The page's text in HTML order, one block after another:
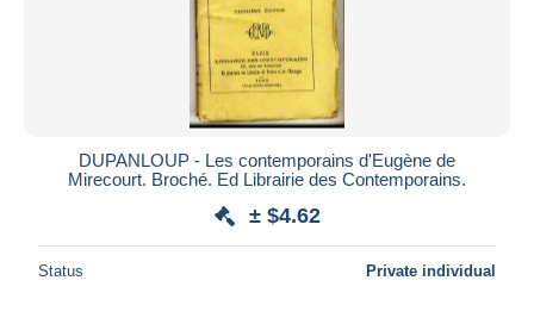
DUPANLOUP - Les contemporains d'Eugène de
Mirecourt. Broché. Ed Librairie des Contemporains.
± $4.62
Status Private individual